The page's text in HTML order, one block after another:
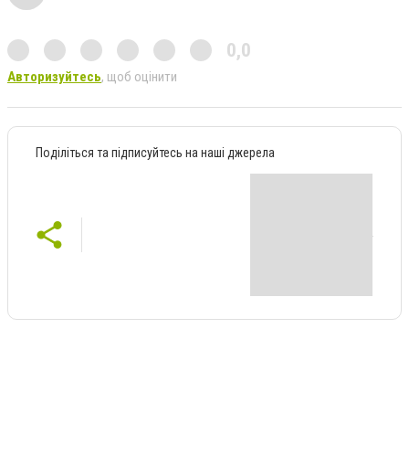
0,0
Авторизуйтесь, щоб оцінити
Поділіться та підписуйтесь на наші джерела